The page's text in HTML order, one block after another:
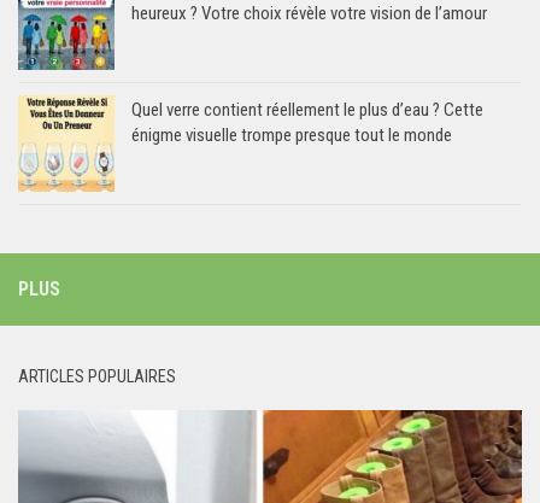
heureux ? Votre choix révèle votre vision de l’amour
Quel verre contient réellement le plus d’eau ? Cette
énigme visuelle trompe presque tout le monde
PLUS
ARTICLES POPULAIRES